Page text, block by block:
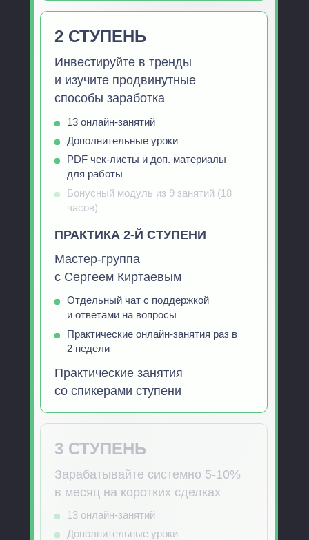
Отдельный чат с поддержкой
и ответами на вопросы
Практические онлайн-занятия раз в
2 недели
2 СТУПЕНЬ
Инвестируйте в тренды
и изучите продвинутные
способы заработка
13 онлайн-занятий
Дополнительные уроки
PDF чек-листы и доп. материалы
для работы
ПРАКТИКА 2-Й СТУПЕНИ
Мастер-группа
с Сергеем Киртаевым
Практические занятия
со спикерами ступени
3 СТУПЕНЬ
Зарабатывайте системно 5-10%
в месяц на коротких сделках
13 онлайн-занятий
Дополнительные уроки
Бонусный модуль из 9 занятий (18
часов)